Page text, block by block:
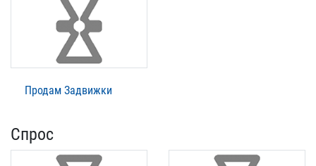
Продам Задвижки
Спрос